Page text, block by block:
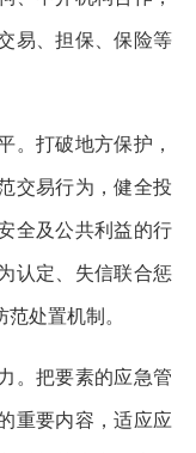
易、担保、保险等
打破地方保护，
交易行为，健全投
全及公共利益的行
认定、失信联合惩
处置机制。
把要素的应急管
重要内容，适应应